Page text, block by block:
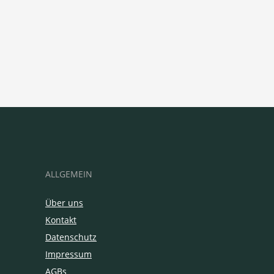
ALLGEMEIN
Über uns
Kontakt
Datenschutz
Impressum
AGBs